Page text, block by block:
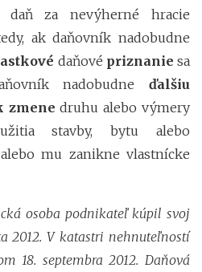
daň za nevýherné hracie
ak daňovník nadobudne
daňové priznanie sa
nadobudne ďalšiu
zmene druhu alebo výmery
stavby, bytu alebo
mu zanikne vlastnícke
osoba podnikateľ kúpil svoj
2012. V katastri nehnuteľností
18. septembra 2012. Daňová